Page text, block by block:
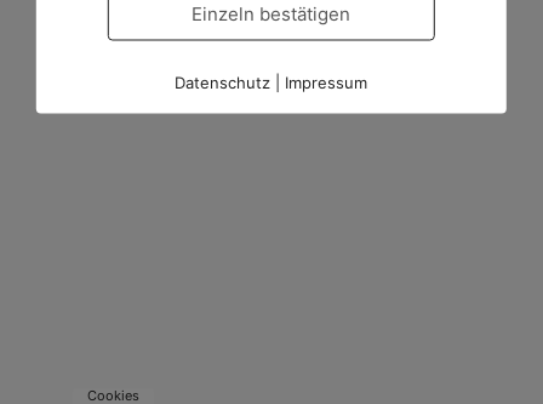
Cookies
Einzeln bestätigen
Datenschutz Impressum